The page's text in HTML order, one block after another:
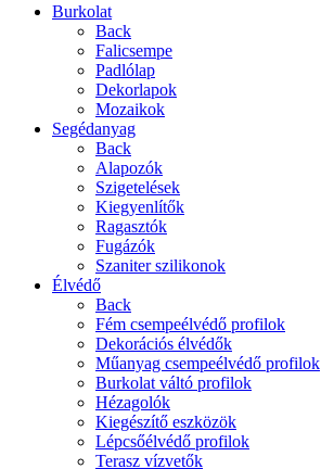
Burkolat
Back
Falicsempe
Padlólap
Dekorlapok
Mozaikok
Segédanyag
Back
Alapozók
Szigetelések
Kiegyenlítők
Ragasztók
Fugázók
Szaniter szilikonok
Élvédő
Back
Fém csempeélvédő profilok
Dekorációs élvédők
Műanyag csempeélvédő profilok
Burkolat váltó profilok
Hézagolók
Kiegészítő eszközök
Lépcsőélvédő profilok
Terasz vízvetők